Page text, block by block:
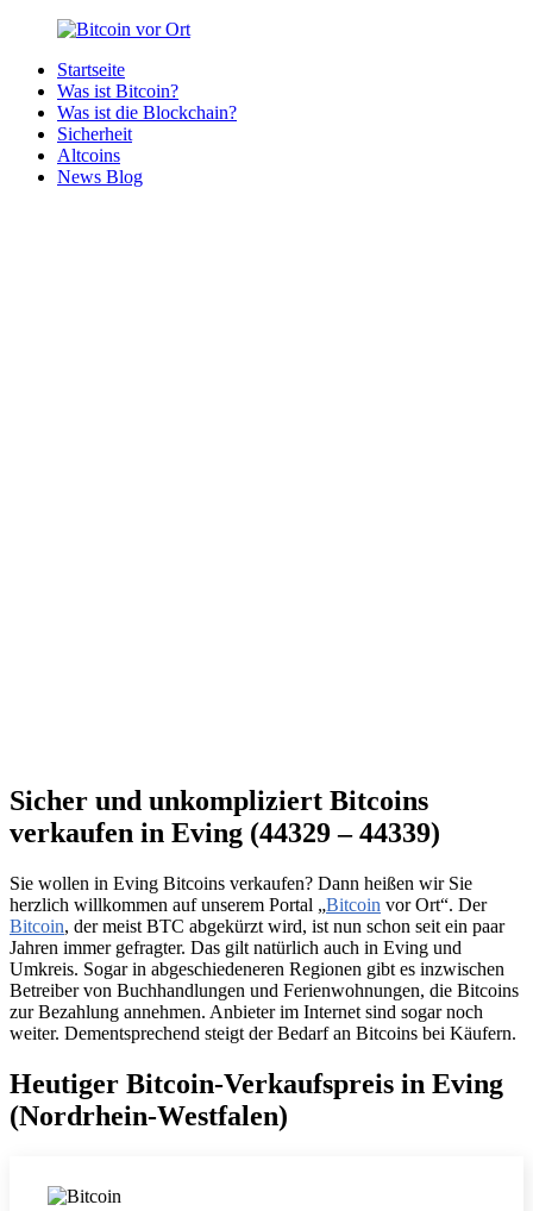
Zurück
Inhalt
Bitcoin
Bitcoins
deiner
Region
Startseite
Was ist Bitcoin?
Was ist die Blockchain?
Sicherheit
Altcoins
News Blog
Sicher und unkompliziert Bitcoins
verkaufen in Eving (44329 – 44339)
Sie wollen in Eving Bitcoins verkaufen? Dann heißen wir Sie
herzlich willkommen auf unserem Portal „Bitcoin vor Ort“. Der
Bitcoin, der meist BTC abgekürzt wird, ist nun schon seit ein paar
Jahren immer gefragter. Das gilt natürlich auch in Eving und
Umkreis. Sogar in abgeschiedeneren Regionen gibt es inzwischen
Betreiber von Buchhandlungen und Ferienwohnungen, die Bitcoins
zur Bezahlung annehmen. Anbieter im Internet sind sogar noch
weiter. Dementsprechend steigt der Bedarf an Bitcoins bei Käufern.
Heutiger Bitcoin-Verkaufspreis in Eving
(Nordrhein-Westfalen)